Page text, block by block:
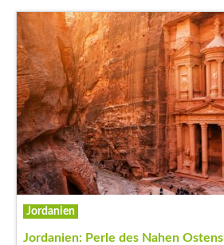
Jordanien
Jordanien: Perle des Nahen Ostens